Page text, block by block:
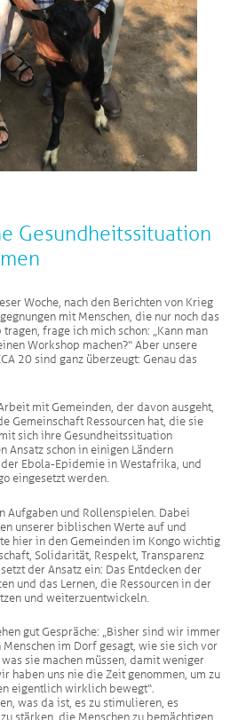
Gesundheitssituation
Woche, nach den Berichten von Krieg
mit Menschen, die nur noch das
frage ich mich schon: „Kann man
Workshop machen?“ Aber unsere
20 sind ganz überzeugt: Genau das
mit Gemeinden, der davon ausgeht,
Gemeinschaft Ressourcen hat, die sie
sich ihre Gesundheitssituation
Ansatz schon in einigen Ländern
Ebola-Epidemie in Westafrika, und
eingesetzt werden.
Aufgaben und Rollenspielen. Dabei
unserer biblischen Werte auf und
hier in den Gemeinden im Kongo wichtig
Solidarität, Respekt, Transparenz
der Ansatz ein: Das Entdecken der
und das Lernen, die Ressourcen in der
und weiterzuentwickeln.
gut Gespräche: „Bisher sind wir immer
im Dorf gesagt, wie sie sich vor
sie machen müssen, damit weniger
haben uns nie die Zeit genommen, um zu
eigentlich wirklich bewegt“.
was da ist, es zu stimulieren, es
stärken, die Menschen zu bemächtigen